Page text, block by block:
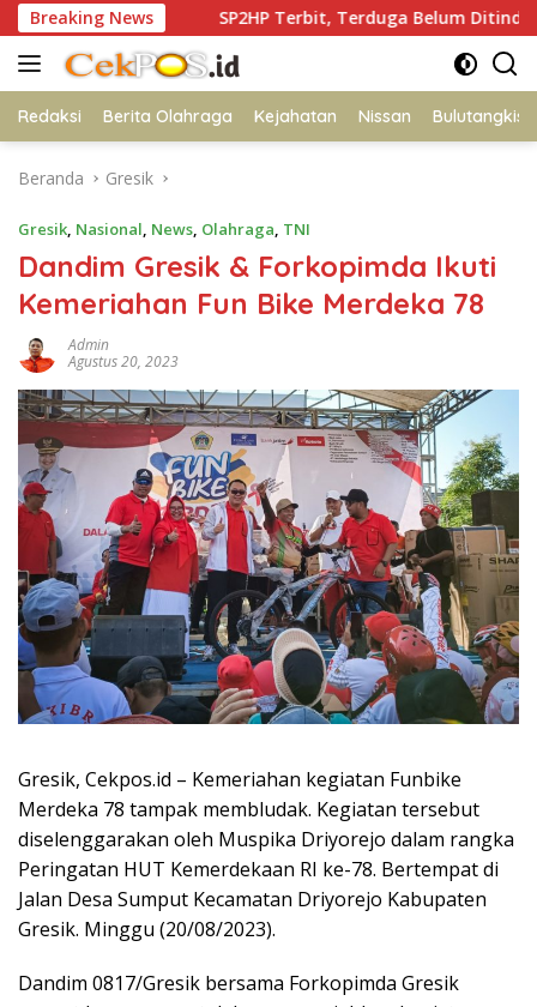
Langsung
ke
konten
Breaking NewsSP2HP Terbit, Terduga Belum Ditindak, Ibu
Redaksi Berita Olahraga Kejahatan Nissan Bulutangkis
Beranda Gresik
Gresik, Nasional, News, Olahraga, TNI
Dandim Gresik & Forkopimda Ikuti
Kemeriahan Fun Bike Merdeka 78
Admin
Agustus 20, 2023
Gresik, Cekpos.id – Kemeriahan kegiatan Funbike
Merdeka 78 tampak membludak. Kegiatan tersebut
diselenggarakan oleh Muspika Driyorejo dalam rangka
Peringatan HUT Kemerdekaan RI ke-78. Bertempat di
Jalan Desa Sumput Kecamatan Driyorejo Kabupaten
Gresik. Minggu (20/08/2023).
Dandim 0817/Gresik bersama Forkopimda Gresik